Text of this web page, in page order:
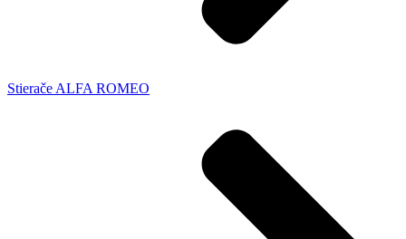
Stierače ALFA ROMEO